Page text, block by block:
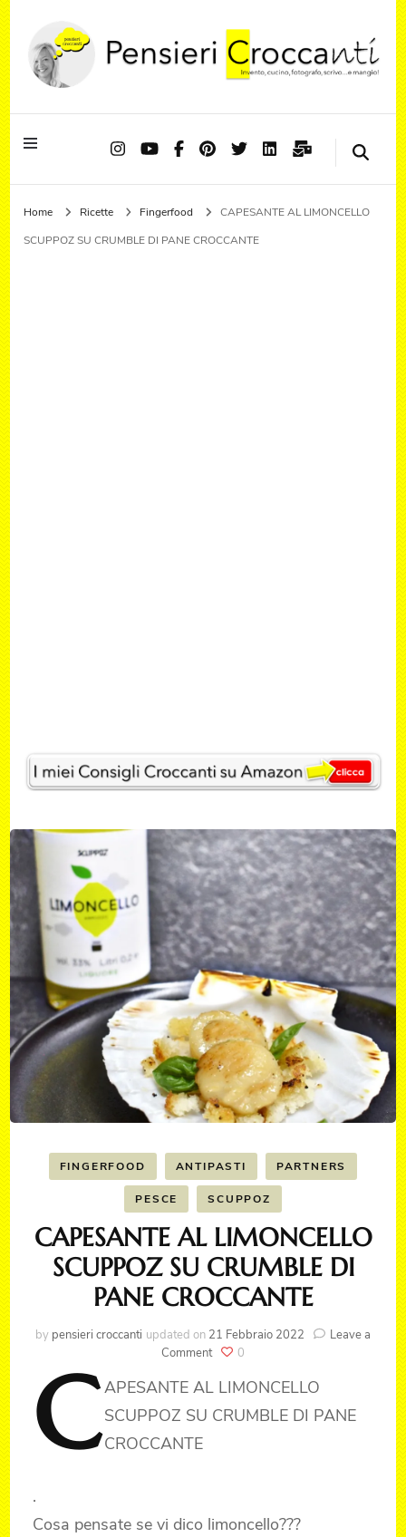
Pensieri Croccanti
Home Ricette Fingerfood
CAPESANTE AL LIMONCELLO
SCUPPOZ SU CRUMBLE DI PANE CROCCANTE
FINGERFOOD ANTIPASTI PARTNERS
PESCE SCUPPOZ
CAPESANTE AL LIMONCELLO
SCUPPOZ SU CRUMBLE DI
PANE CROCCANTE
by pensieri croccanti updated on 21 Febbraio 2022
Leave a
Commenton
AL
LIMONCELLO
SCUPPOZ
CROCCANTE
0
C APESANTE AL LIMONCELLO
SCUPPOZ SU CRUMBLE DI PANE
CROCCANTE
.
Cosa pensate se vi dico limoncello???